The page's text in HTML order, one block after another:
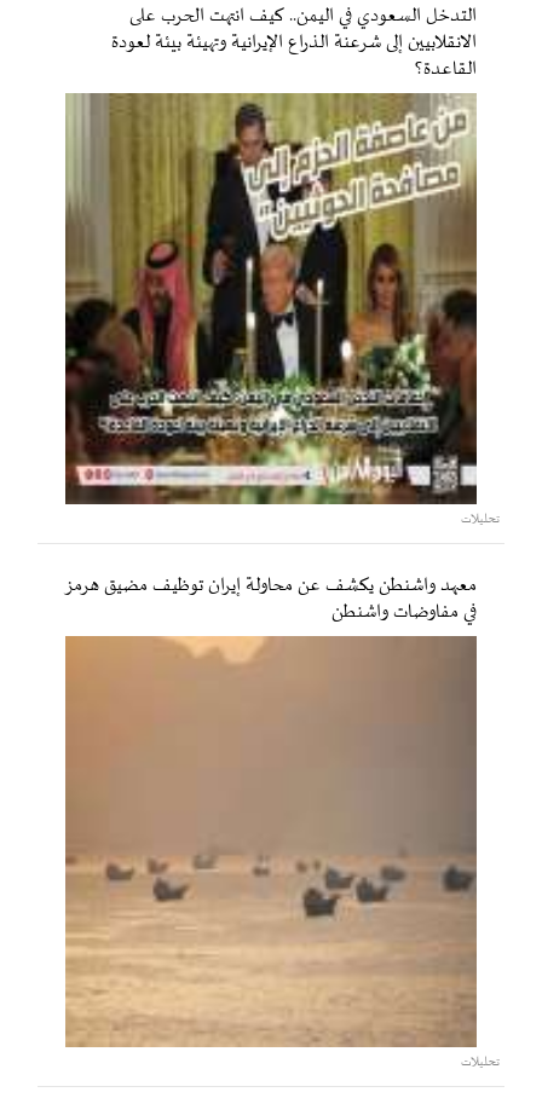
التدخل السعودي في اليمن.. كيف انتهت الحرب على
الانقلابيين إلى شرعنة الذراع الإيرانية وتهيئة بيئة لعودة
القاعدة؟
تحليلات
معهد واشنطن يكشف عن محاولة إيران توظيف مضيق هرمز
في مفاوضات واشنطن
تحليلات